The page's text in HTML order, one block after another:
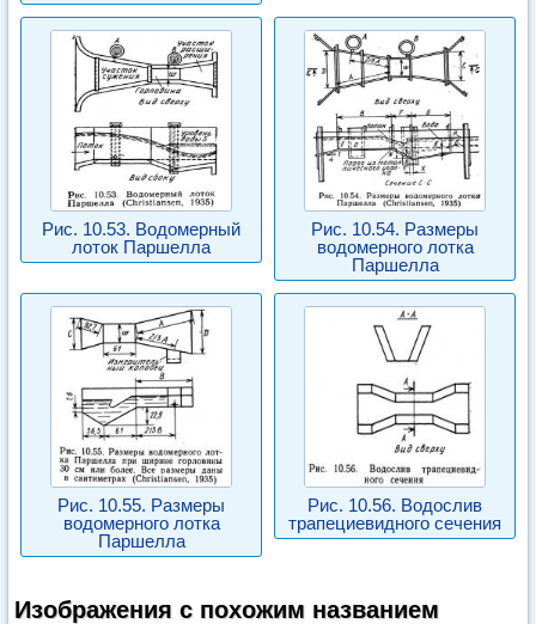
Рис. 10.53. Водомерный
лоток Паршелла
Рис. 10.54. Размеры
водомерного лотка
Паршелла
Рис. 10.55. Размеры
водомерного лотка
Паршелла
Рис. 10.56. Водослив
трапециевидного сечения
Изображения с похожим названием